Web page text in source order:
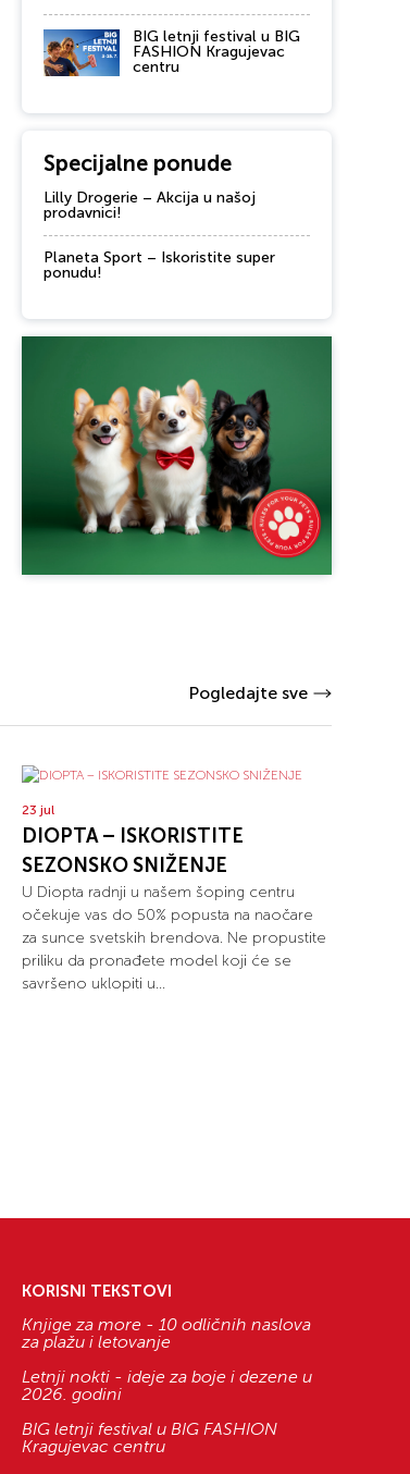
BIG letnji festival u BIG
FASHION Kragujevac
centru
Specijalne ponude
Lilly Drogerie – Akcija u našoj
prodavnici!
Planeta Sport – Iskoristite super
ponudu!
Pogledajte sve
23 jul
DIOPTA – ISKORISTITE
SEZONSKO SNIŽENJE
U Diopta radnji u našem šoping centru
očekuje vas do 50% popusta na naočare
za sunce svetskih brendova. Ne propustite
priliku da pronađete model koji će se
savršeno uklopiti u...
KORISNI TEKSTOVI
Knjige za more - 10 odličnih naslova
za plažu i letovanje
Letnji nokti - ideje za boje i dezene u
2026. godini
BIG letnji festival u BIG FASHION
Kragujevac centru